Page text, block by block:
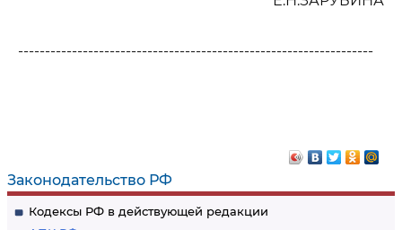
Законодательство РФ
Кодексы РФ в действующей редакции
------------------------------------------------------------------